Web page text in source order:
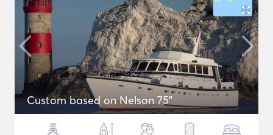
Custom based on Nelson 75"